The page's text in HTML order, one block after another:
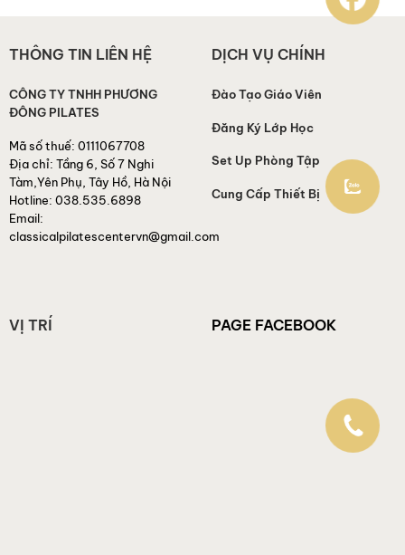
THÔNG TIN LIÊN HỆ
CÔNG TY TNHH PHƯƠNG
ĐÔNG PILATES
Mã số thuế: 0111067708
Địa chỉ: Tầng 6, Số 7 Nghi
Tàm,Yên Phụ, Tây Hồ, Hà Nội
Hotline: 038.535.6898
Email:
classicalpilatescentervn@gmail.com
DỊCH VỤ CHÍNH
Đào Tạo Giáo Viên
Đăng Ký Lớp Học
Set Up Phòng Tập
Cung Cấp Thiết Bị
VỊ TRÍ PAGE FACEBOOK